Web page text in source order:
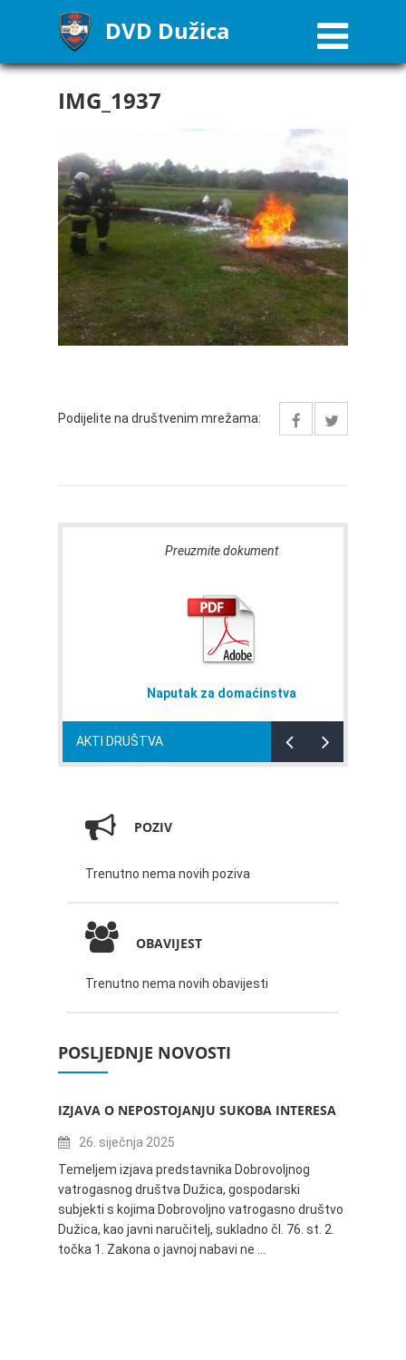
DVD Dužica
IMG_1937
Podijelite na društvenim mrežama:
AKTI DRUŠTVA
Preuzmite dokument
Naputak za domaćinstva
POZIV
Trenutno nema novih poziva
OBAVIJEST
Trenutno nema novih obavijesti
POSLJEDNJE NOVOSTI
IZJAVA O NEPOSTOJANJU SUKOBA INTERESA
26. siječnja 2025
Temeljem izjava predstavnika Dobrovoljnog
vatrogasnog društva Dužica, gospodarski
subjekti s kojima Dobrovoljno vatrogasno društvo
Dužica, kao javni naručitelj, sukladno čl. 76. st. 2.
točka 1. Zakona o javnoj nabavi ne …